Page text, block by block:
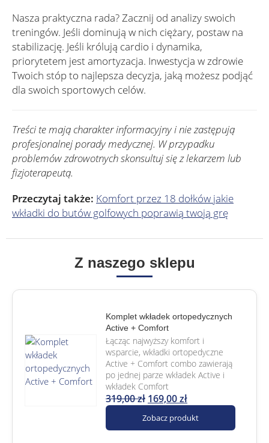
Nasza praktyczna rada? Zacznij od analizy swoich
treningów. Jeśli dominują w nich ciężary, postaw na
stabilizację. Jeśli królują cardio i dynamika,
priorytetem jest amortyzacja. Inwestycja w zdrowie
Twoich stóp to najlepsza decyzja, jaką możesz podjąć
dla swoich sportowych celów.
Treści te mają charakter informacyjny i nie zastępują
profesjonalnej porady medycznej. W przypadku
problemów zdrowotnych skonsultuj się z lekarzem lub
fizjoterapeutą.
Przeczytaj także: Komfort przez 18 dołków jakie
wkładki do butów golfowych poprawią twoją grę
Z naszego sklepu
Komplet wkładek ortopedycznych
Active + Comfort
Łącząc najwyższy komfort i
wsparcie, wkładki ortopedyczne
Active + Comfort combo zawierają
po jednej parze wkładek Active i
wkładek Comfort
319,00zł 169,00zł
Zobacz produkt